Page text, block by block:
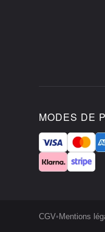
MODES DE
CGV• Mentions